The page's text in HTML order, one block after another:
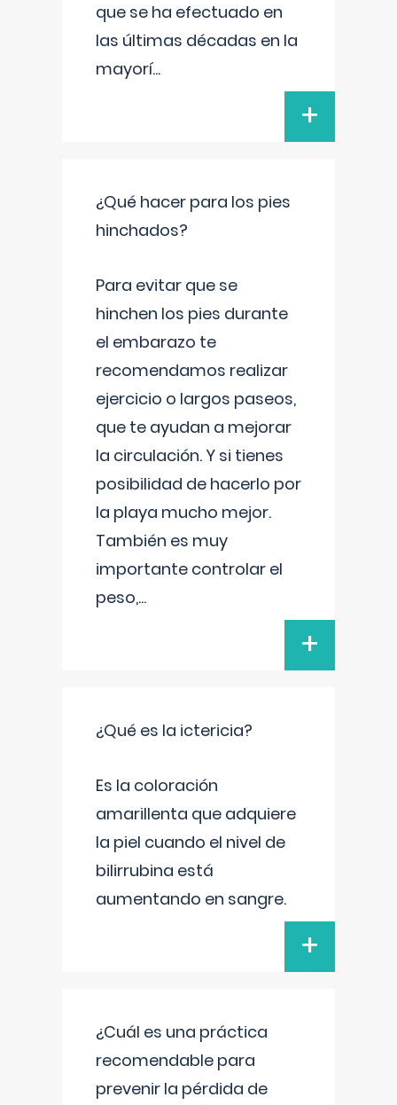
que se ha efectuado en
las últimas décadas en la
mayorí...
+
¿Qué hacer para los pies
hinchados?
Para evitar que se
hinchen los pies durante
el embarazo te
recomendamos realizar
ejercicio o largos paseos,
que te ayudan a mejorar
la circulación. Y si tienes
posibilidad de hacerlo por
la playa mucho mejor.
También es muy
importante controlar el
peso,...
+
¿Qué es la ictericia?
Es la coloración
amarillenta que adquiere
la piel cuando el nivel de
bilirrubina está
aumentando en sangre.
+
¿Cuál es una práctica
recomendable para
prevenir la pérdida de